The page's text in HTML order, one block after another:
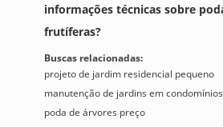
informações técnicas sobre
frutíferas?
Buscas relacionadas:
projeto de jardim residencial pequeno
manutenção de jardins em condomínios
poda de árvores preço